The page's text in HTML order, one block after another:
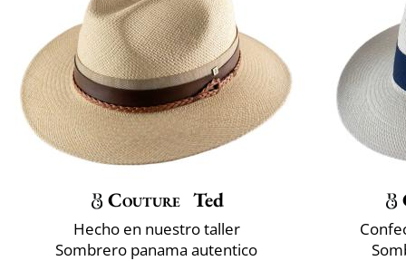
Couture Ted
Hecho en nuestro taller
Sombrero panama autentico